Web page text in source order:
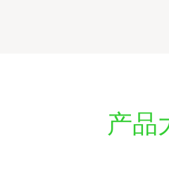
产品